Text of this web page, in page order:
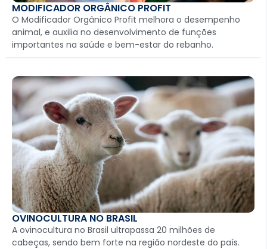
MODIFICADOR ORGÂNICO PROFIT
O Modificador Orgânico Profit melhora o desempenho
animal, e auxilia no desenvolvimento de funções
importantes na saúde e bem-estar do rebanho.
OVINOCULTURA NO BRASIL
A ovinocultura no Brasil ultrapassa 20 milhões de
cabeças, sendo bem forte na região nordeste do país.